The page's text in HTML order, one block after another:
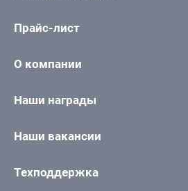
Прайс-лист
О компании
Наши награды
Наши вакансии
Техподдержка